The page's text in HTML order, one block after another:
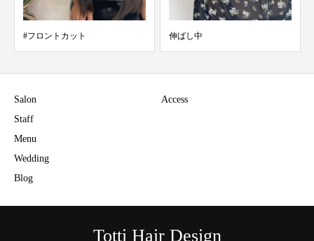
#フロントカット 伸ばし中
Salon
Staff
Menu
Wedding
Blog
Access
Totti Hair Design